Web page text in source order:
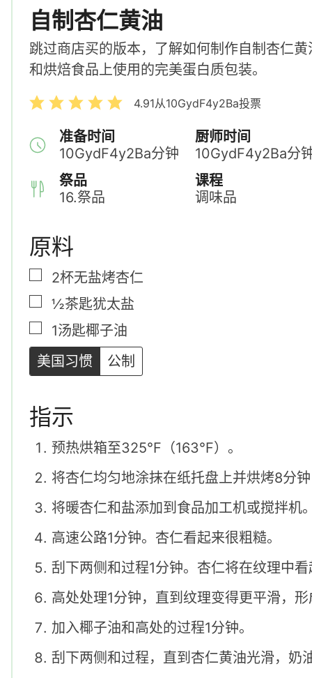
自制杏仁黄油
跳过商店买的版本，了解如何制作自制杏仁
和烘焙食品上使用的完美蛋白质包装。
4.91从10GydF4y2Ba投票
准备时间
10GydF4y2Ba分钟
厨师时间
10GydF4y2Ba分
祭品
16.祭品
课程
调味品
原料
▢
2杯无盐烤杏仁
▢
½茶匙犹太盐
▢
1汤匙椰子油
美国习惯
公制
指示
预热烘箱至325°F（163°F）。
将杏仁均匀地涂抹在纸托盘上并烘烤8分
将暖杏仁和盐添加到食品加工机或搅拌机
高速公路1分钟。杏仁看起来很粗糙。
刮下两侧和过程1分钟。杏仁将在纹理中
高处处理1分钟，直到纹理变得更平滑，
加入椰子油和高处的过程1分钟。
刮下两侧和过程，直到杏仁黄油光滑，奶